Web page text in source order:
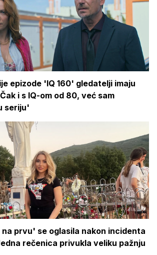
epizode 'IQ 160' gledatelji imaju
i s IQ-om od 80, već sam
seriju'
prvu' se oglasila nakon incidenta
rečenica privukla veliku pažnju